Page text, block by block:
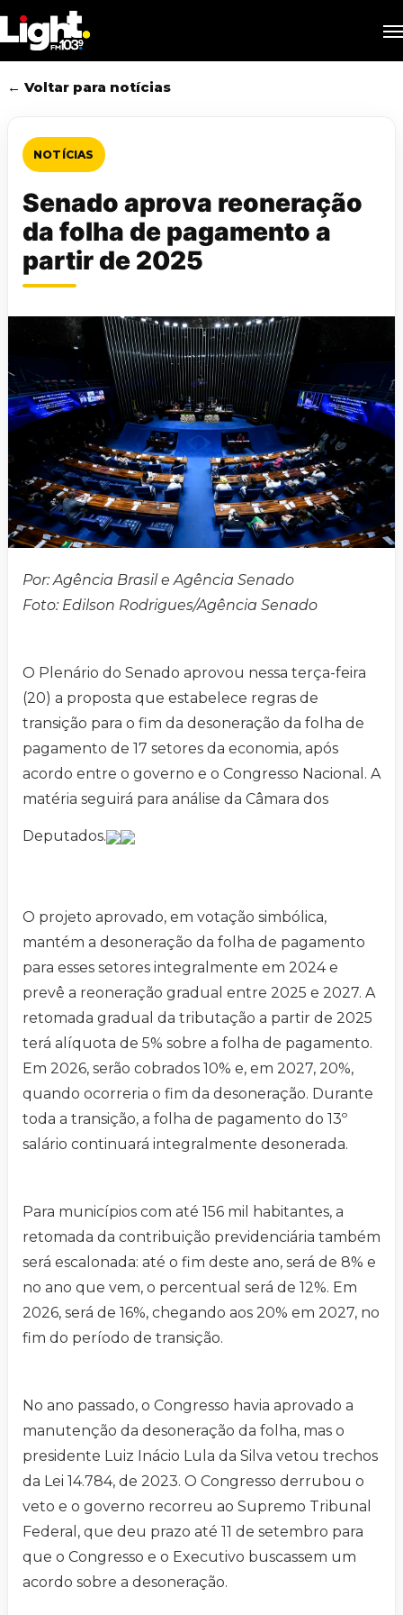
to
main
content
← Voltar para notícias
NOTÍCIAS
Senado aprova reoneração
da folha de pagamento a
partir de 2025
Por: Agência Brasil e Agência Senado
Foto: Edilson Rodrigues/Agência Senado
O Plenário do Senado aprovou nessa terça-feira
(20) a proposta que estabelece regras de
transição para o fim da desoneração da folha de
pagamento de 17 setores da economia, após
acordo entre o governo e o Congresso Nacional. A
matéria seguirá para análise da Câmara dos
Deputados.
O projeto aprovado, em votação simbólica,
mantém a desoneração da folha de pagamento
para esses setores integralmente em 2024 e
prevê a reoneração gradual entre 2025 e 2027. A
retomada gradual da tributação a partir de 2025
terá alíquota de 5% sobre a folha de pagamento.
Em 2026, serão cobrados 10% e, em 2027, 20%,
quando ocorreria o fim da desoneração. Durante
toda a transição, a folha de pagamento do 13º
salário continuará integralmente desonerada.
Para municípios com até 156 mil habitantes, a
retomada da contribuição previdenciária também
será escalonada: até o fim deste ano, será de 8% e
no ano que vem, o percentual será de 12%. Em
2026, será de 16%, chegando aos 20% em 2027, no
fim do período de transição.
No ano passado, o Congresso havia aprovado a
manutenção da desoneração da folha, mas o
presidente Luiz Inácio Lula da Silva vetou trechos
da Lei 14.784, de 2023. O Congresso derrubou o
veto e o governo recorreu ao Supremo Tribunal
Federal, que deu prazo até 11 de setembro para
que o Congresso e o Executivo buscassem um
acordo sobre a desoneração.